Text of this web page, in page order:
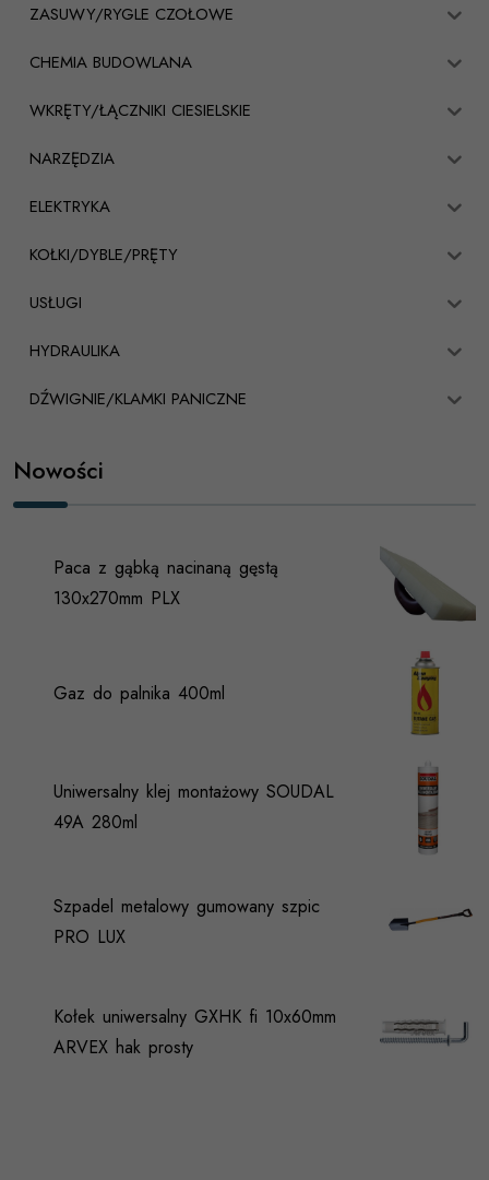
ZASUWY/RYGLE CZOŁOWE
CHEMIA BUDOWLANA
WKRĘTY/ŁĄCZNIKI CIESIELSKIE
NARZĘDZIA
ELEKTRYKA
KOŁKI/DYBLE/PRĘTY
USŁUGI
HYDRAULIKA
DŹWIGNIE/KLAMKI PANICZNE
Nowości
Paca z gąbką nacinaną gęstą
130x270mm PLX
Gaz do palnika 400ml
Uniwersalny klej montażowy SOUDAL
49A 280ml
Szpadel metalowy gumowany szpic
PRO LUX
Kołek uniwersalny GXHK fi 10x60mm
ARVEX hak prosty